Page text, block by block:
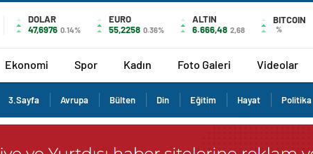
DOLAR
47,6976 0.14%
EURO
55,2258 0.36%
ALTIN
6.666,48 2,68
BITCOIN
%
Ekonomi Spor Kadın Foto Galeri Videolar
3.Sayfa Avrupa Bülten Din Eğitim Hayat Politika